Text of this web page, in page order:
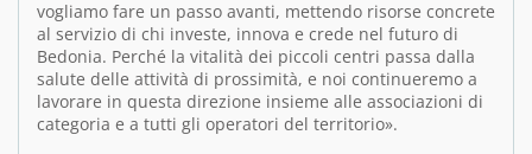
vogliamo fare un passo avanti, mettendo risorse concrete
al servizio di chi investe, innova e crede nel futuro di
Bedonia. Perché la vitalità dei piccoli centri passa dalla
salute delle attività di prossimità, e noi continueremo a
lavorare in questa direzione insieme alle associazioni di
categoria e a tutti gli operatori del territorio».